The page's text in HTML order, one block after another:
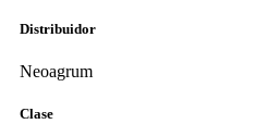
Distribuidor
Neoagrum
Clase